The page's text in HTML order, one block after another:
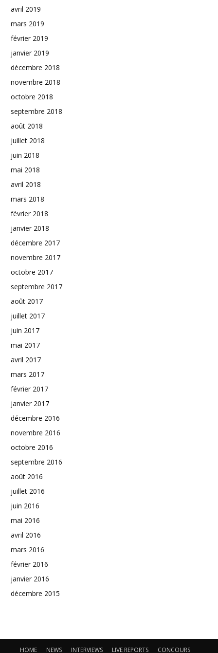
avril 2019
mars 2019
février 2019
janvier 2019
décembre 2018
novembre 2018
octobre 2018
septembre 2018
août 2018
juillet 2018
juin 2018
mai 2018
avril 2018
mars 2018
février 2018
janvier 2018
décembre 2017
novembre 2017
octobre 2017
septembre 2017
août 2017
juillet 2017
juin 2017
mai 2017
avril 2017
mars 2017
février 2017
janvier 2017
décembre 2016
novembre 2016
octobre 2016
septembre 2016
août 2016
juillet 2016
juin 2016
mai 2016
avril 2016
mars 2016
février 2016
janvier 2016
décembre 2015
HOME NEWS INTERVIEWS LIVE REPORTS CONCOURS